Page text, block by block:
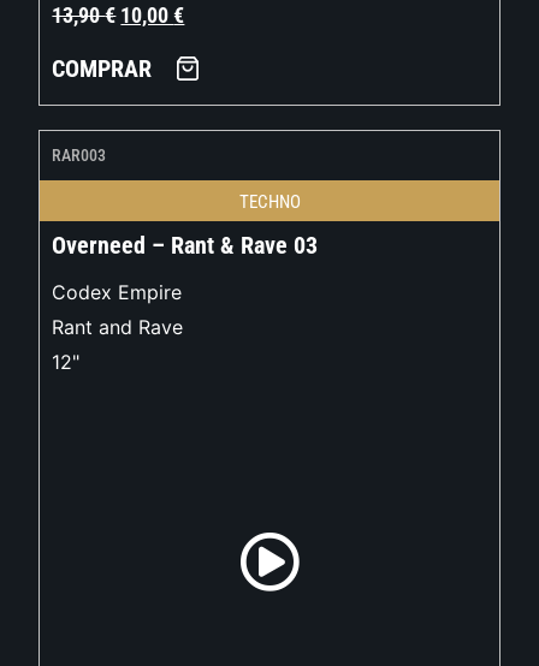
13,90€ 10,00€
COMPRAR
RAR003
TECHNO
Overneed – Rant & Rave 03
Codex Empire
Rant and Rave
12"